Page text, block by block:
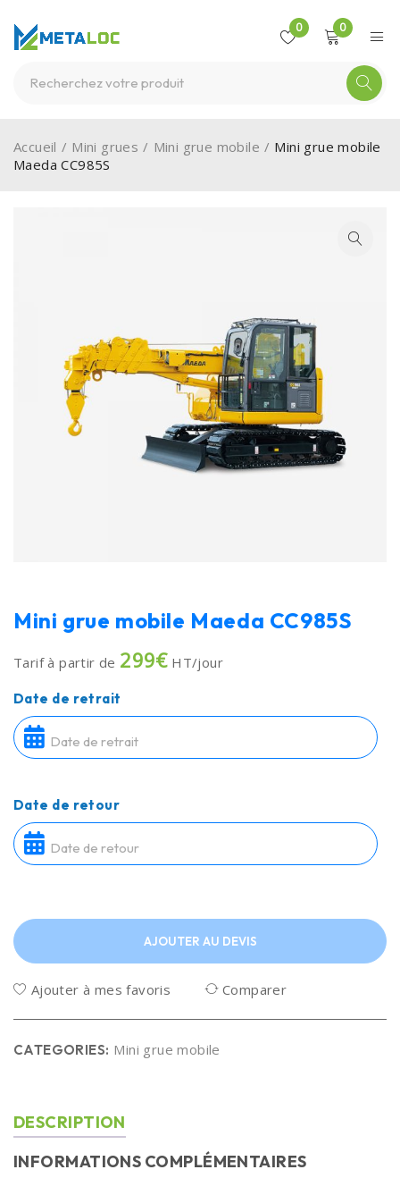
0 0
Accueil / Mini grues / Mini grue mobile / Mini grue mobile
Maeda CC985S
Mini grue mobile Maeda CC985S
Tarif à partir de 299€HT/jour
Date de retrait
Date de retour
AJOUTER AU DEVIS
Ajouter à mes favoris Comparer
CATEGORIES: Mini grue mobile
DESCRIPTION
INFORMATIONS COMPLÉMENTAIRES